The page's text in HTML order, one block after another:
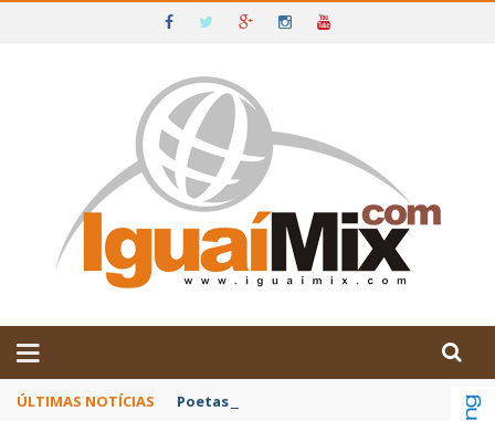
IGUAÍ E SUDOESTE DA BAHIA
ÚLTIMAS NOTÍCIAS Poetas baianos representam o Brasil no